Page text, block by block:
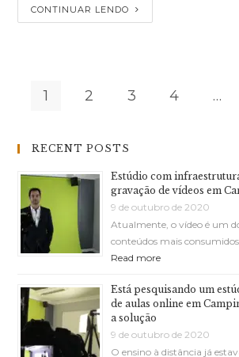
CONTINUAR LENDO
1 2 3 4 …
RECENT POSTS
Estúdio com
gravação de vídeos em
9 de outubro de 2020
Atualmente, o vídeo é um
conteúdos mais
Read more
Está pesquisando um
de aulas online em
a solução
9 de outubro de 2020
O ensino à distância já